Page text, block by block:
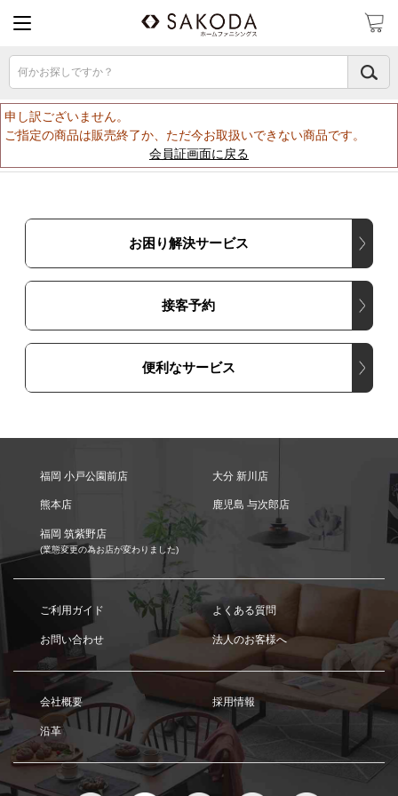
何かお探しですか？
申し訳ございません。
ご指定の商品は販売終了か、ただ今お取扱いできない商品です。
会員証画面に戻る
お困り解決サービス
接客予約
便利なサービス
福岡 小戸公園前店 大分 新川店
熊本店 鹿児島 与次郎店
福岡 筑紫野店
(業態変更の為お店が変わりました)
ご利用ガイド よくある質問
お問い合わせ 法人のお客様へ
会社概要 採用情報
沿革